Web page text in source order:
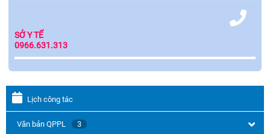
SỞ Y TẾ
0966.631.313
Lịch công tác
Văn bản QPPL 3